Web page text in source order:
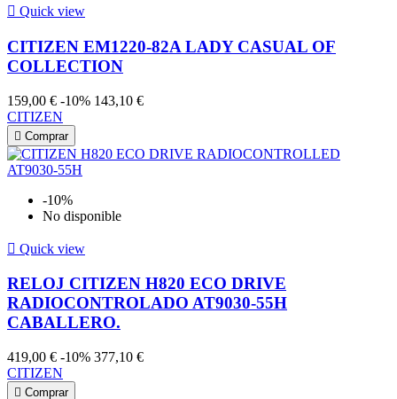
 Quick view
CITIZEN EM1220-82A LADY CASUAL OF
COLLECTION
159,00 € -10% 143,10 €
CITIZEN
 Comprar
-10%
No disponible
 Quick view
RELOJ CITIZEN H820 ECO DRIVE
RADIOCONTROLADO AT9030-55H
CABALLERO.
419,00 € -10% 377,10 €
CITIZEN
 Comprar